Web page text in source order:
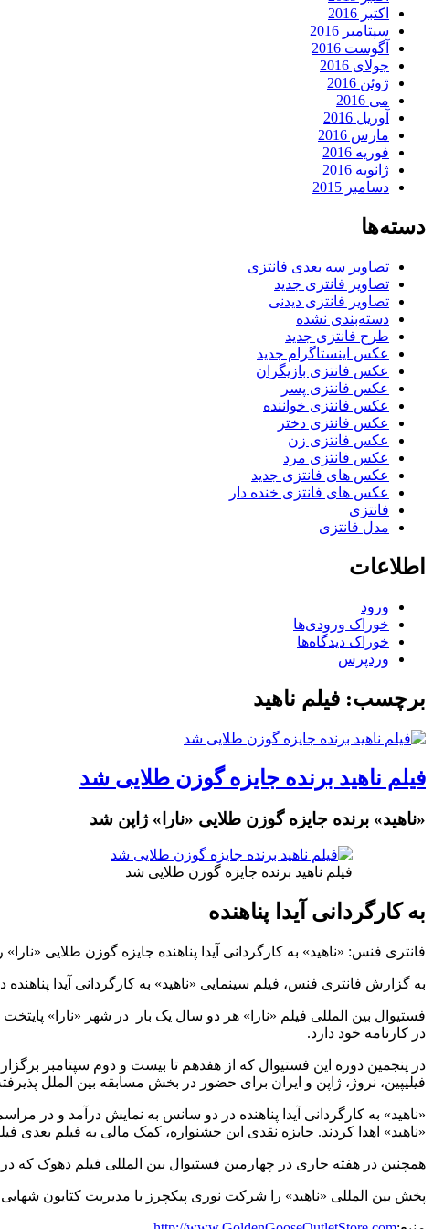
اکتبر 2016
سپتامبر 2016
آگوست 2016
جولای 2016
ژوئن 2016
می 2016
آوریل 2016
مارس 2016
فوریه 2016
ژانویه 2016
دسامبر 2015
دسته‌ها
تصاویر سه بعدی فانتزی
تصاویر فانتزی جدید
تصاویر فانتزی دیدنی
دسته‌بندی نشده
طرح فانتزی جدید
عکس اینستاگرام جدید
عکس فانتزی بازیگران
عکس فانتزی پسر
عکس فانتزی خواننده
عکس فانتزی دختر
عکس فانتزی زن
عکس فانتزی مرد
عکس های فانتزی جدید
عکس های فانتزی خنده دار
فانتزی
مدل فانتزی
اطلاعات
ورود
خوراک ورودی‌ها
خوراک دیدگاه‌ها
وردپرس
برچسب: فیلم ناهید
فیلم ناهید برنده جایزه گوزن طلایی شد
«ناهید» برنده جایزه گوزن طلایی «نارا» ژاپن شد
فیلم ناهید برنده جایزه گوزن طلایی شد
به کارگردانی آیدا پناهنده
فانتری فنس: «ناهید» به کارگردانی آیدا پناهنده جایزه گوزن طلایی
به گزارش فانتری فنس، فیلم سینمایی «ناهید» به کارگردانی آیدا
در کارنامه خود دارد.
در پنجمین دوره این فستیوال که از هفدهم تا بیست و دوم سپتامبر
فیلیپین، نروژ، ژاپن و ایران برای حضور در بخش مسابقه بین الملل
«ناهید» به کارگردانی آیدا پناهنده در دو سانس به نمایش درآمد و در
«ناهید» اهدا کردند. جایزه نقدی این جشنواره، کمک مالی به فیلم بعدی
همچنین در هفته جاری در چهارمین فستیوال بین المللی فیلم دهوک که
پخش بین المللی «ناهید» را شرکت نوری پیکچرز با مدیریت کتایون